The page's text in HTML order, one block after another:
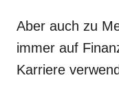
Aber auch zu
immer auf
Karriere